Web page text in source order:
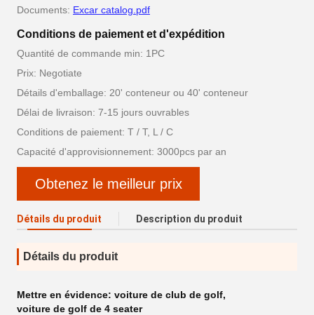
Documents: Excar catalog.pdf
Conditions de paiement et d'expédition
Quantité de commande min: 1PC
Prix: Negotiate
Détails d'emballage: 20' conteneur ou 40' conteneur
Délai de livraison: 7-15 jours ouvrables
Conditions de paiement: T / T, L / C
Capacité d'approvisionnement: 3000pcs par an
Obtenez le meilleur prix
Détails du produit Description du produit
Détails du produit
Mettre en évidence: voiture de club de golf,
voiture de golf de 4 seater